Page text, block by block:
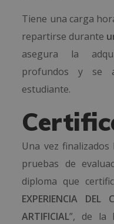
Tiene una carga
repartirse durante
asegura la
profundos y se
estudiante.
Una vez
pruebas de
diploma que
EXPERIENCIA DEL
ARTIFICIAL”, de la